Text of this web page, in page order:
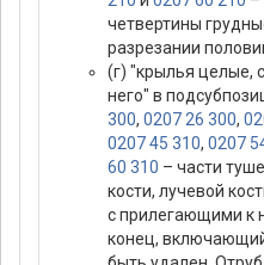
четвертины
разрезании
(г) "крылья целые,
него" в
300, 0207 26 300,
0207 45 310, 0207
60 310 – части
кости, лучевой
с прилегающими к
конец,